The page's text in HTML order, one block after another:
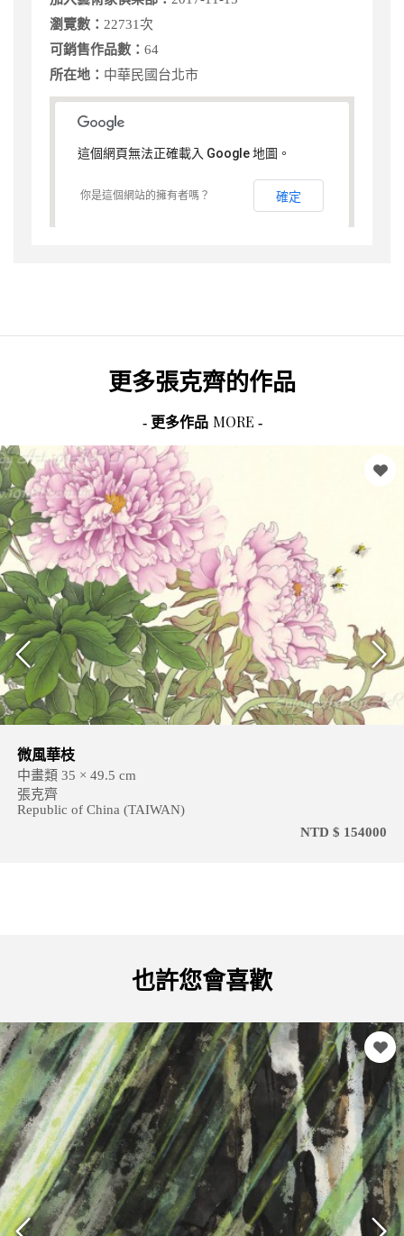
瀏覽數： 22731次
可銷售作品數： 64
所在地： 中華民國台北市
這個網頁無法正確載入 Google 地圖。
你是這個網站的擁有者嗎？ 確定
更多張克齊的作品
- 更多作品 MORE -
微風華枝
中畫類 35 × 49.5 cm
張克齊
Republic of China (TAIWAN)
NTD $ 154000
也許您會喜歡